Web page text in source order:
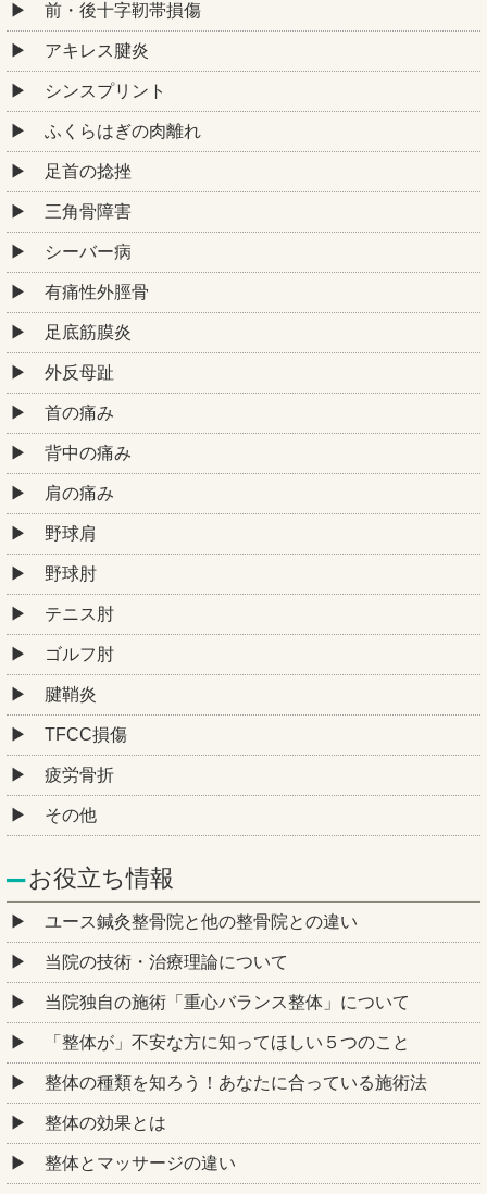
前・後十字靭帯損傷
アキレス腱炎
シンスプリント
ふくらはぎの肉離れ
足首の捻挫
三角骨障害
シーバー病
有痛性外脛骨
足底筋膜炎
外反母趾
首の痛み
背中の痛み
肩の痛み
野球肩
野球肘
テニス肘
ゴルフ肘
腱鞘炎
TFCC損傷
疲労骨折
その他
お役立ち情報
ユース鍼灸整骨院と他の整骨院との違い
当院の技術・治療理論について
当院独自の施術「重心バランス整体」について
「整体が」不安な方に知ってほしい５つのこと
整体の種類を知ろう！あなたに合っている施術法
整体の効果とは
整体とマッサージの違い